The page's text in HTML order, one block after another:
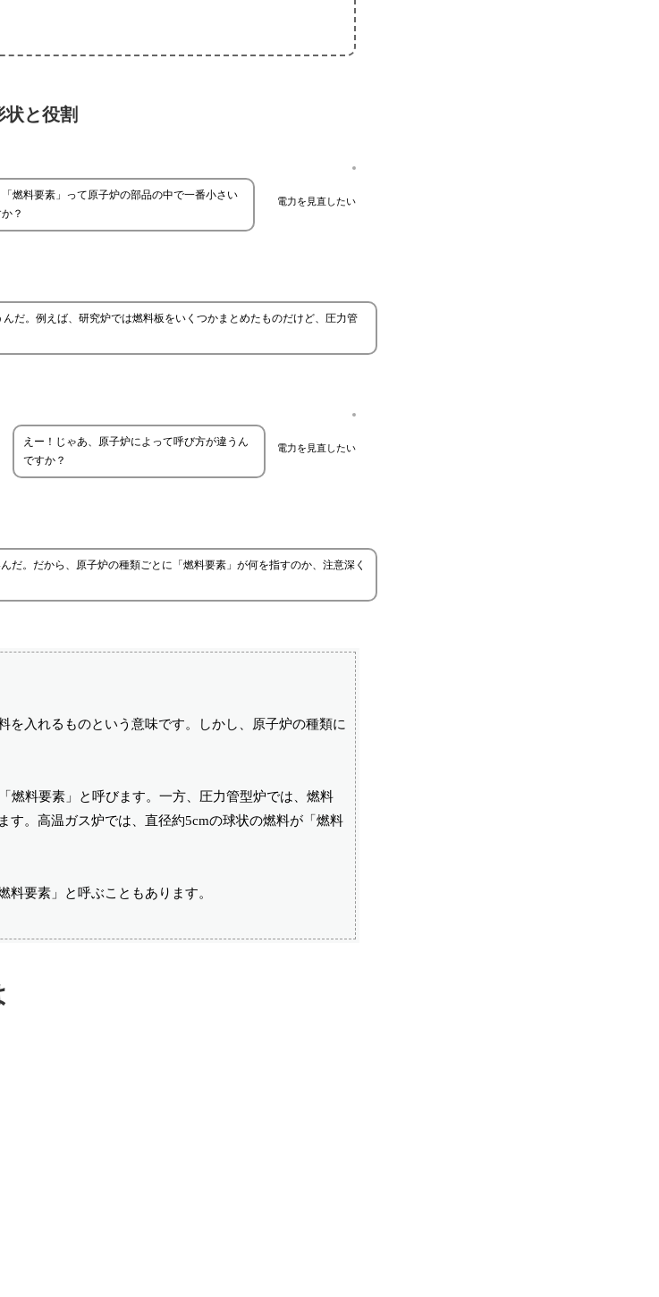
と役割
電力を見直したい
燃料要素」って原子炉の部品の中で一番小さい
？
だ。例えば、研究炉では燃料板をいくつかまとめたものだけど、圧力管
電力を見直したい
えー！じゃあ、原子炉によって呼び方が違うん
ですか？
。だから、原子炉の種類ごとに「燃料要素」が何を指すのか、注意深く
を入れるものという意味です。しかし、原子炉の種類に
燃料要素」と呼びます。一方、圧力管型炉では、燃料
。高温ガス炉では、直径約5cmの球状の燃料が「燃料
要素」と呼ぶこともあります。